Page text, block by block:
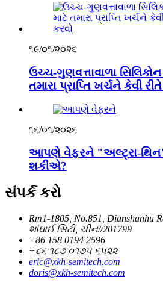
૧૯/૦૧/૨૦૨૬
ઉચ્ચ-ગુણવત્તાવાળા સિલિકોન
તમારા પ્રાપ્તિ ખર્ચને કેવી
૧૬/૦૧/૨૦૨૬
આપણે વેફરને "અલ્ટ્રા-થિન"
શકીએ?
સંપર્ક કરો
Rm1-1805, No.851, Dianshanhu
શાંઘાઈ સિટી, ચીન//201799
+86 158 0194 2596
+૮૬ ૧૮૭ ૦૧૭૫ ૬૫૨૨
eric@xkh-semitech.com
doris@xkh-semitech.com